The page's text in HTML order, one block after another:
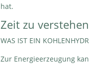
hat.
Zeit zu
WAS IST EIN
Zur Energieerzeugung